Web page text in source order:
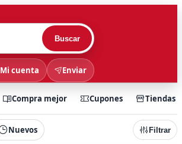
Buscar
Mi cuenta Enviar
Compra mejor Cupones Tiendas
Nuevos Filtrar